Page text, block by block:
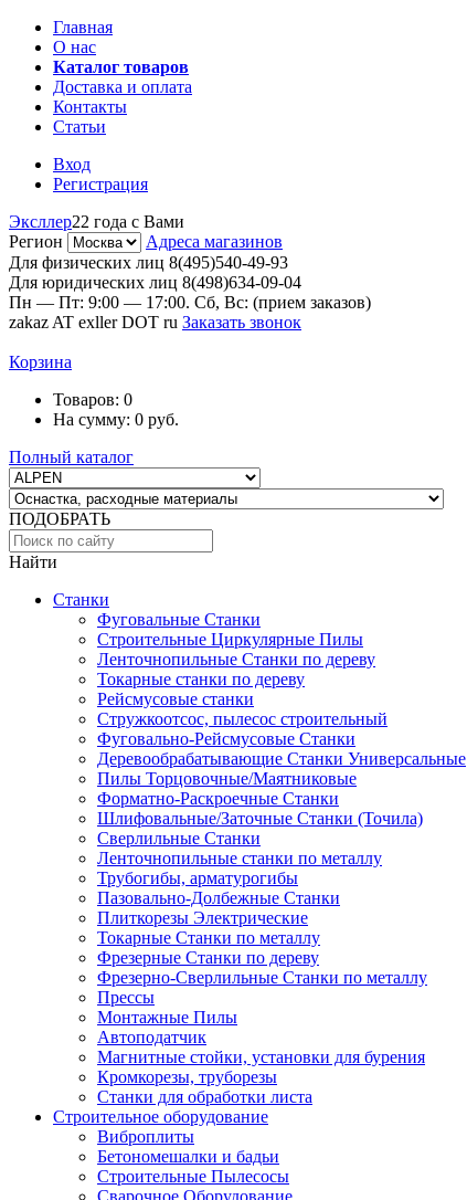
Главная
О нас
Каталог товаров
Доставка и оплата
Контакты
Статьи
Вход
Регистрация
Эксллер22 года с Вами
Регион
Адреса магазинов
Для физических лиц 8(495)540-49-93
Для юридических лиц 8(498)634-09-04
Пн — Пт: 9:00 — 17:00. Сб, Вс: (прием заказов)
zakaz AT exller DOT ru Заказать звонок
Корзина
Товаров: 0
На сумму: 0 руб.
Полный каталог
ПОДОБРАТЬ
Найти
Станки
Фуговальные Станки
Строительные Циркулярные Пилы
Ленточнопильные Станки по дереву
Токарные станки по дереву
Рейсмусовые станки
Стружкоотсос, пылесос строительный
Фуговально-Рейсмусовые Станки
Деревообрабатывающие Станки Универсальные
Пилы Торцовочные/Маятниковые
Форматно-Раскроечные Станки
Шлифовальные/Заточные Станки (Точила)
Сверлильные Станки
Ленточнопильные станки по металлу
Трубогибы, арматурогибы
Пазовально-Долбежные Станки
Плиткорезы Электрические
Токарные Станки по металлу
Фрезерные Станки по дереву
Фрезерно-Сверлильные Станки по металлу
Прессы
Монтажные Пилы
Автоподатчик
Магнитные стойки, установки для бурения
Кромкорезы, труборезы
Станки для обработки листа
Строительное оборудование
Виброплиты
Бетономешалки и бадьи
Строительные Пылесосы
Сварочное Оборудование